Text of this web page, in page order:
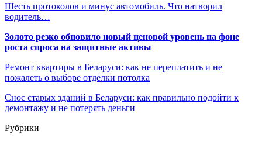
Шесть протоколов и минус автомобиль. Что натворил
водитель…
Золото резко обновило новый ценовой уровень на фоне
роста спроса на защитные активы
Ремонт квартиры в Беларуси: как не переплатить и не
пожалеть о выборе отделки потолка
Снос старых зданий в Беларуси: как правильно подойти к
демонтажу и не потерять деньги
Рубрики